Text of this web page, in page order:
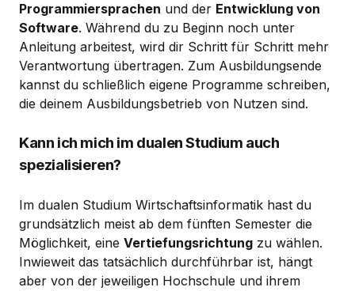
Programmiersprachen und der Entwicklung von
Software. Während du zu Beginn noch unter
Anleitung arbeitest, wird dir Schritt für Schritt mehr
Verantwortung übertragen. Zum Ausbildungsende
kannst du schließlich eigene Programme schreiben,
die deinem Ausbildungsbetrieb von Nutzen sind.
Kann ich mich im dualen Studium auch
spezialisieren?
Im dualen Studium Wirtschaftsinformatik hast du
grundsätzlich meist ab dem fünften Semester die
Möglichkeit, eine Vertiefungsrichtung zu wählen.
Inwieweit das tatsächlich durchführbar ist, hängt
aber von der jeweiligen Hochschule und ihrem